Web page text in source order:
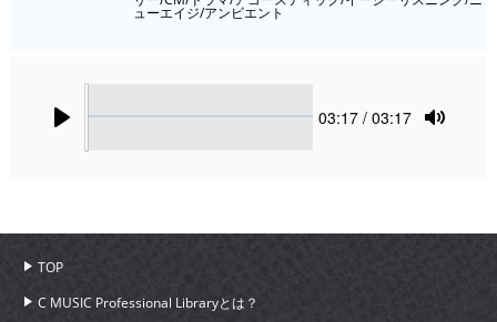
ューエイジ/アンビエント
Current
03:17 / 03:17
TOP
C MUSIC Professional Libraryとは？